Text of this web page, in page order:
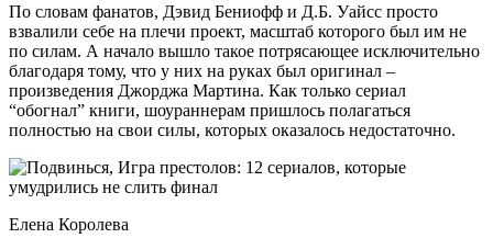
По словам фанатов, Дэвид Бениофф и Д.Б. Уайсс просто
взвалили себе на плечи проект, масштаб которого был им не
по силам. А начало вышло такое потрясающее исключительно
благодаря тому, что у них на руках был оригинал –
произведения Джорджа Мартина. Как только сериал
“обогнал” книги, шоураннерам пришлось полагаться
полностью на свои силы, которых оказалось недостаточно.
Елена Королева